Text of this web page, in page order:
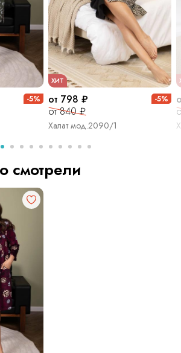
-5%
ХИТ
от 798 ₽
от 840 ₽
-5%
Халат мод.2090/1
смотрели